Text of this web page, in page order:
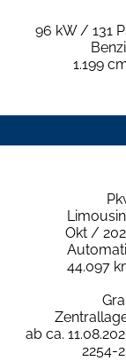
96 kW / 131
1.199
Okt /
44.097
ab ca.
2254-